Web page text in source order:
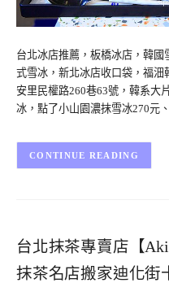
台北冰店推薦，板橋冰店，韓
式雪冰，新北冰店收口袋，福
安里民權路260巷63號，韓系大
冰，點了小山園濃抹雪冰270元
CONTINUE READING
台北抹茶專賣店【
抹茶名店搬家迪化街